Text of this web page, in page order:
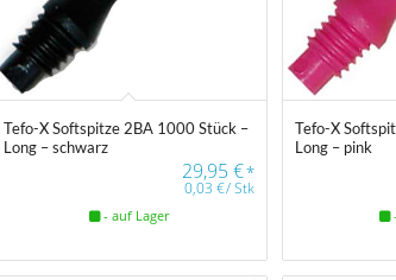
Tefo-X Softspitze 2BA 1000 Stück –
Long – schwarz
29,95€*
0,03 €/Stk
- auf Lager
Tefo-X
Long – pink